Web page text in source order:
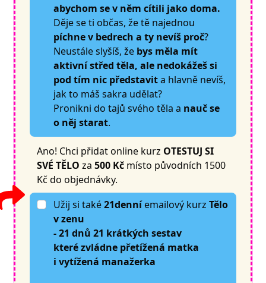
abychom se v něm cítili jako doma.
Děje se ti občas, že tě najednou
píchne v bedrech a ty nevíš proč?
Neustále slyšíš, že bys měla mít
aktivní střed těla, ale nedokážeš si
pod tím nic představita hlavně nevíš,
jak to máš sakra udělat?
Pronikni do tajů svého těla a nauč se
o něj starat.
Ano! Chci přidat online kurz OTESTUJ SI
SVÉ TĚLO za 500 Kč místo původních 1500
Kč do objednávky.
Užij si také21denníemailový kurzTělo
v zenu
- 21 dnů 21 krátkých sestav
které zvládne přetížená matka
i vytížená manažerka